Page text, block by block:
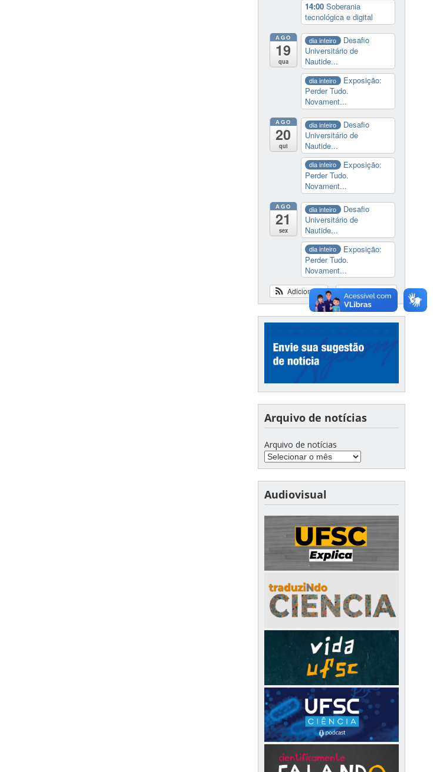
14:00 Soberania
tecnológica e digital
AGO
19
qua
dia inteiro
Desafio
Universitário de
Nautide...
dia inteiro
Exposição:
Perder Tudo.
Novament...
AGO
20
qui
dia inteiro
Desafio
Universitário de
Nautide...
dia inteiro
Exposição:
Perder Tudo.
Novament...
AGO
21
sex
dia inteiro
Desafio
Universitário de
Nautide...
dia inteiro
Exposição:
Perder Tudo.
Novament...
Ver calendário
Adicionar
Arquivo de notícias
Arquivo de notícias
Audiovisual